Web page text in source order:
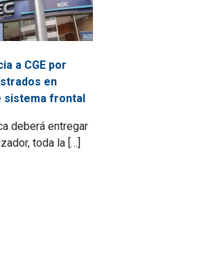
a CGE por
en
sistema frontal
deberá entregar
toda la […]